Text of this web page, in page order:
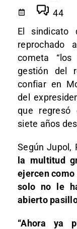
44
El sindicato
reprochado
cometa
gestión del
confiar en
del
que regresó
siete años
Según Jupol,
la multitud
ejercen como
solo no le
abierto
“Ahora ya